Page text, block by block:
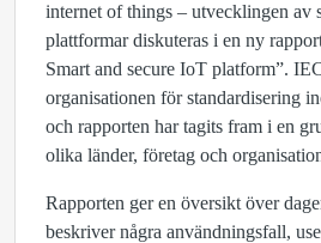
internet of things – utvecklingen av
plattformar diskuteras i en ny
Smart and secure IoT platform”.
organisationen för standardisering
och rapporten har tagits fram i en
olika länder, företag och
Rapporten ger en översikt över
beskriver några användningsfall,